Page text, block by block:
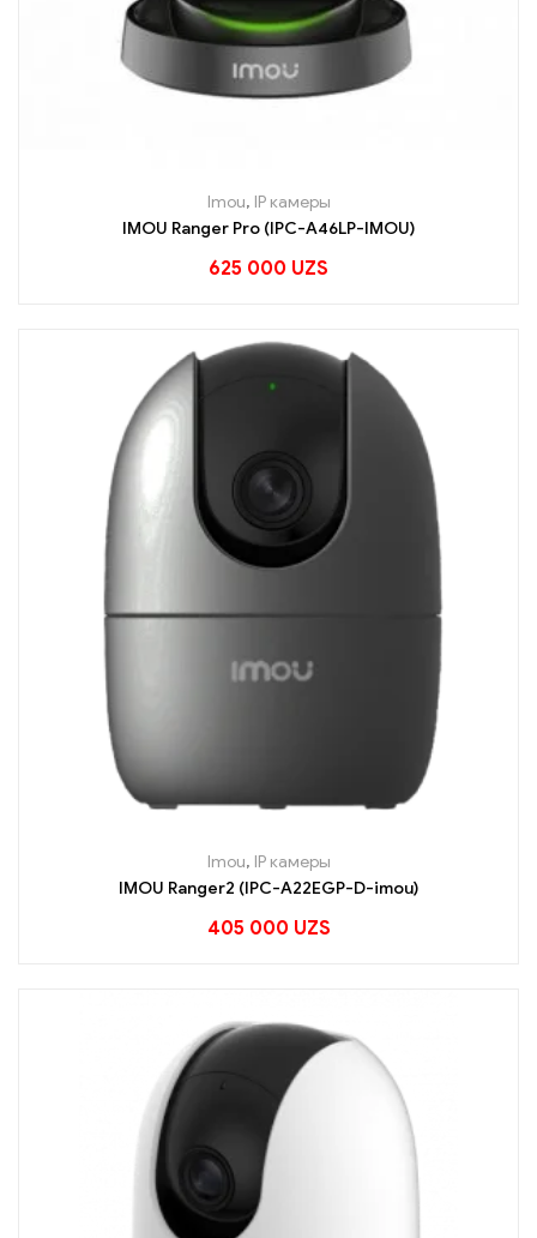
Imou, IP камеры
IMOU Ranger Pro (IPC-A46LP-IMOU)
625 000 UZS
Imou, IP камеры
IMOU Ranger2 (IPC-A22EGP-D-imou)
405 000 UZS